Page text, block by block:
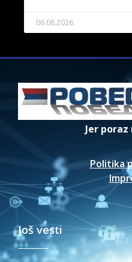
06.08.2026.
Jer
Politika
Još vesti